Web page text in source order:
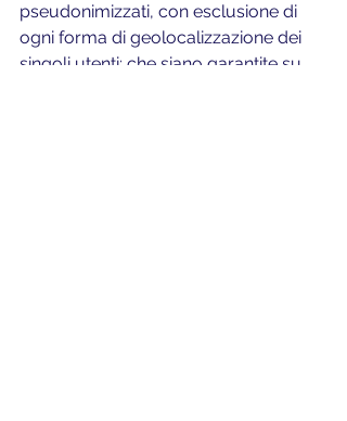
pseudonimizzati, con esclusione di
ogni forma di geolocalizzazione dei
singoli utenti; che siano garantite su